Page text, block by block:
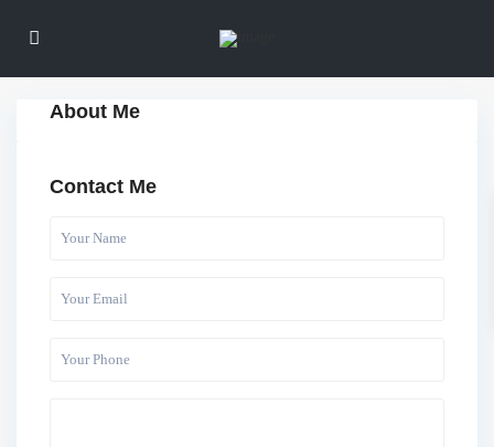
About Me
Contact Me